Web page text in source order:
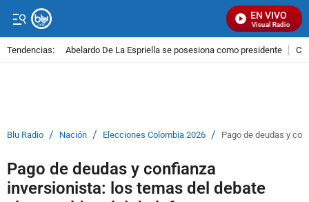
EN VIVO
Señal Visual Radio
Tendencias: Abelardo De La Espriella se posesiona como presidente
Blu Radio / Nación / Elecciones Colombia 2026 / Pago de deudas y
Pago de deudas y confianza
inversionista: los temas del debate